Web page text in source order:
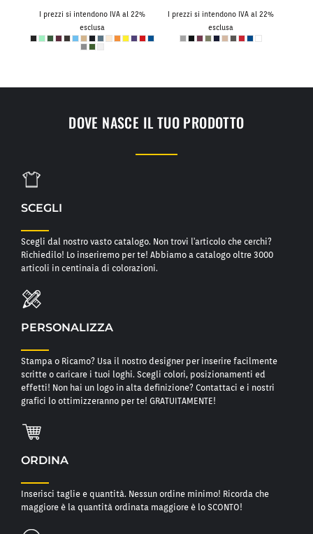
I prezzi si intendono IVA al 22%
esclusa
I prezzi si intendono IVA al 22%
esclusa
DOVE NASCE IL TUO PRODOTTO
SCEGLI
Scegli dal nostro vasto catalogo. Non trovi l'articolo che cerchi?
Richiedilo! Lo inseriremo per te! Abbiamo a catalogo oltre 3000
articoli in centinaia di colorazioni.
PERSONALIZZA
Stampa o Ricamo? Usa il nostro designer per inserire facilmente
scritte o caricare i tuoi loghi. Scegli colori, posizionamenti ed
effetti! Non hai un logo in alta definizione? Contattaci e i nostri
grafici lo ottimizzeranno per te! GRATUITAMENTE!
ORDINA
Inserisci taglie e quantità. Nessun ordine minimo! Ricorda che
maggiore è la quantità ordinata maggiore è lo SCONTO!